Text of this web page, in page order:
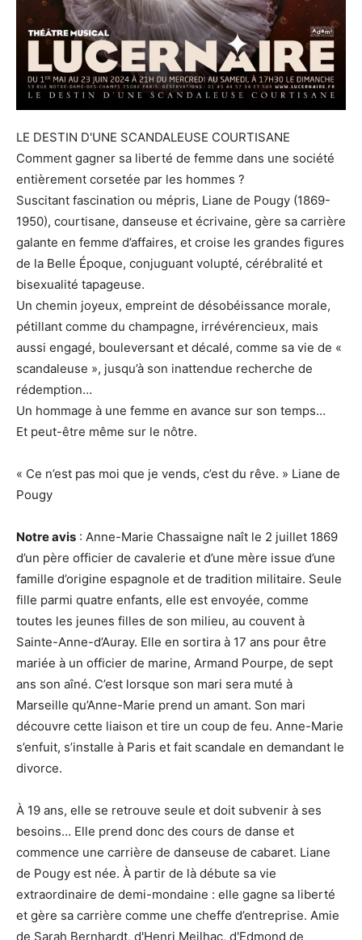
LE DESTIN D'UNE SCANDALEUSE COURTISANE
Comment gagner sa liberté de femme dans une société
entièrement corsetée par les hommes ?
Suscitant fascination ou mépris, Liane de Pougy (1869-
1950), courtisane, danseuse et écrivaine, gère sa carrière
galante en femme d’affaires, et croise les grandes figures
de la Belle Époque, conjuguant volupté, cérébralité et
bisexualité tapageuse.
Un chemin joyeux, empreint de désobéissance morale,
pétillant comme du champagne, irrévérencieux, mais
aussi engagé, bouleversant et décalé, comme sa vie de «
scandaleuse », jusqu’à son inattendue recherche de
rédemption…
Un hommage à une femme en avance sur son temps…
Et peut-être même sur le nôtre.
« Ce n’est pas moi que je vends, c’est du rêve. » Liane de
Pougy
Notre avis : Anne-Marie Chassaigne naît le 2 juillet 1869
d’un père officier de cavalerie et d’une mère issue d’une
famille d’origine espagnole et de tradition militaire. Seule
fille parmi quatre enfants, elle est envoyée, comme
toutes les jeunes filles de son milieu, au couvent à
Sainte-Anne-d’Auray. Elle en sortira à 17 ans pour être
mariée à un officier de marine, Armand Pourpe, de sept
ans son aîné. C’est lorsque son mari sera muté à
Marseille qu’Anne-Marie prend un amant. Son mari
découvre cette liaison et tire un coup de feu. Anne-Marie
s’enfuit, s’installe à Paris et fait scandale en demandant le
divorce.
À 19 ans, elle se retrouve seule et doit subvenir à ses
besoins… Elle prend donc des cours de danse et
commence une carrière de danseuse de cabaret. Liane
de Pougy est née. À partir de là débute sa vie
extraordinaire de demi-mondaine : elle gagne sa liberté
et gère sa carrière comme une cheffe d’entreprise. Amie
de Sarah Bernhardt, d'Henri Meilhac, d'Edmond de